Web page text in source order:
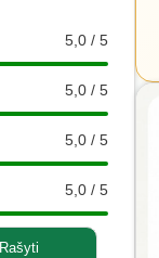
5,0 / 5
5,0 / 5
5,0 / 5
5,0 / 5
Rašyti